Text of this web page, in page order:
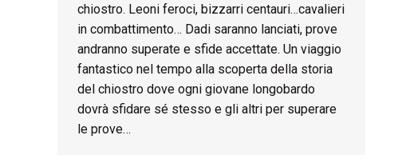
chiostro. Leoni feroci, bizzarri centauri…cavalieri
in combattimento… Dadi saranno lanciati, prove
andranno superate e sfide accettate. Un viaggio
fantastico nel tempo alla scoperta della storia
del chiostro dove ogni giovane longobardo
dovrà sfidare sé stesso e gli altri per superare
le prove…